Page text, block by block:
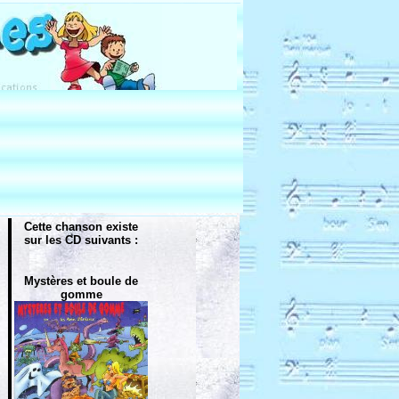
Cette chanson existe
sur les CD suivants :
Mystères et boule de
gomme